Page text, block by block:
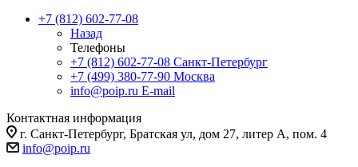
+7 (812) 602-77-08
Назад
Телефоны
+7 (812) 602-77-08 Санкт-Петербург
+7 (499) 380-77-90 Москва
info@poip.ru E-mail
Контактная информация
г. Санкт-Петербург, Братская ул, дом 27, литер А, пом. 4
info@poip.ru